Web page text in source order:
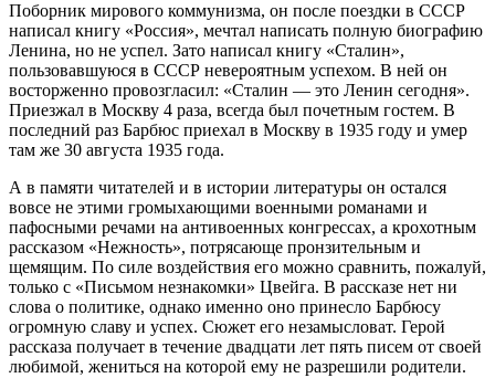
Поборник мирового коммунизма, он после поездки в СССР
написал книгу «Россия», мечтал написать полную биографию
Ленина, но не успел. Зато написал книгу «Сталин»,
пользовавшуюся в СССР невероятным успехом. В ней он
восторженно провозгласил: «Сталин — это Ленин сегодня».
Приезжал в Москву 4 раза, всегда был почетным гостем. В
последний раз Барбюс приехал в Москву в 1935 году и умер
там же 30 августа 1935 года.
А в памяти читателей и в истории литературы он остался
вовсе не этими громыхающими военными романами и
пафосными речами на антивоенных конгрессах, а крохотным
рассказом «Нежность», потрясающе пронзительным и
щемящим. По силе воздействия его можно сравнить, пожалуй,
только с «Письмом незнакомки» Цвейга. В рассказе нет ни
слова о политике, однако именно оно принесло Барбюсу
огромную славу и успех. Сюжет его незамысловат. Герой
рассказа получает в течение двадцати лет пять писем от своей
любимой, жениться на которой ему не разрешили родители.